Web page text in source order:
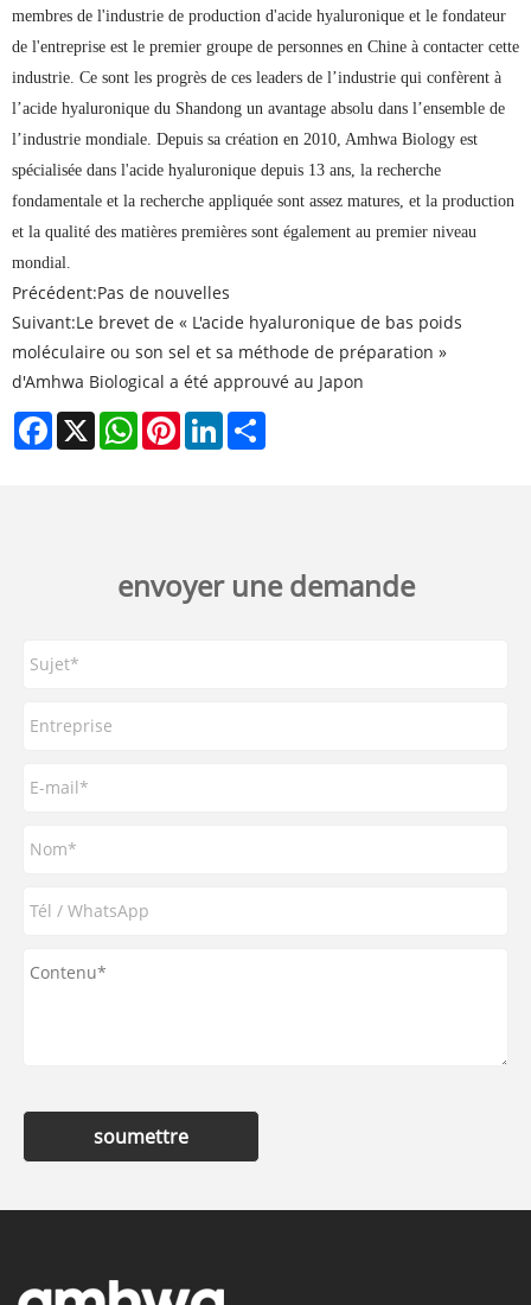
membres de l'industrie de production d'acide hyaluronique et le fondateur
de l'entreprise est le premier groupe de personnes en Chine à contacter cette
industrie. Ce sont les progrès de ces leaders de l’industrie qui confèrent à
l’acide hyaluronique du Shandong un avantage absolu dans l’ensemble de
l’industrie mondiale. Depuis sa création en 2010, Amhwa Biology est
spécialisée dans l'acide hyaluronique depuis 13 ans, la recherche
fondamentale et la recherche appliquée sont assez matures, et la production
et la qualité des matières premières sont également au premier niveau
mondial.
Précédent:Pas de nouvelles
Suivant:Le brevet de « L'acide hyaluronique de bas poids
moléculaire ou son sel et sa méthode de préparation »
d'Amhwa Biological a été approuvé au Japon
Facebook
X WhatsAppPinterestLinkedIn
envoyer une demande
soumettre